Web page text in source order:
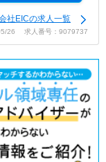
社EICの求人一覧
26 求人番号：9079737